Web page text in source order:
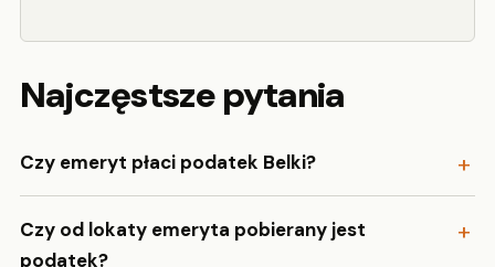
Najczęstsze pytania
Czy emeryt płaci podatek Belki?
Czy od lokaty emeryta pobierany jest
podatek?